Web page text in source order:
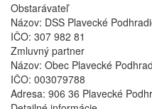
Obstarávateľ
Názov: DSS Plavecké
IČO: 307 982 81
Zmluvný partner
Názov: Obec Plavecké
IČO: 003079788
Adresa: 906 36 Plavecké